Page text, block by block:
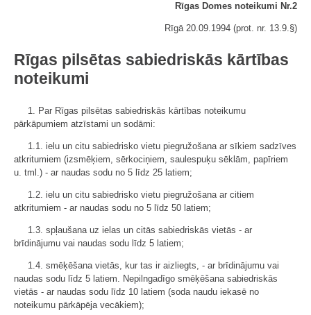
Rīgas Domes noteikumi Nr.2
Rīgā 20.09.1994 (prot. nr. 13.9.§)
Rīgas pilsētas sabiedriskās kārtības
noteikumi
1. Par Rīgas pilsētas sabiedriskās kārtības noteikumu
pārkāpumiem atzīstami un sodāmi:
1.1. ielu un citu sabiedrisko vietu piegružošana ar sīkiem sadzīves
atkritumiem (izsmēķiem, sērkociņiem, saulespuķu sēklām, papīriem
u. tml.) - ar naudas sodu no 5 līdz 25 latiem;
1.2. ielu un citu sabiedrisko vietu piegružošana ar citiem
atkritumiem - ar naudas sodu no 5 līdz 50 latiem;
1.3. spļaušana uz ielas un citās sabiedriskās vietās - ar
brīdinājumu vai naudas sodu līdz 5 latiem;
1.4. smēķēšana vietās, kur tas ir aizliegts, - ar brīdinājumu vai
naudas sodu līdz 5 latiem. Nepilngadīgo smēķēšana sabiedriskās
vietās - ar naudas sodu līdz 10 latiem (soda naudu iekasē no
noteikumu pārkāpēja vecākiem);